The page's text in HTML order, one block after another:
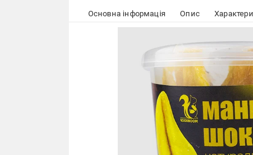
Основна інформація Опис